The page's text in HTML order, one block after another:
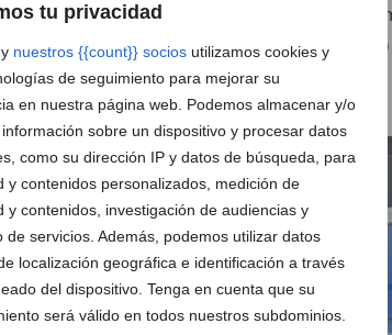
tu privacidad
nuestros {{count}} socios utilizamos cookies y
de seguimiento para mejorar su
en nuestra página web. Podemos almacenar y/o
sobre un dispositivo y procesar datos
como su dirección IP y datos de búsqueda, para
y contenidos personalizados, medición de
y contenidos, investigación de audiencias y
de servicios. Además, podemos utilizar datos
localización geográfica e identificación a través
del dispositivo. Tenga en cuenta que su
será válido en todos nuestros subdominios.
espacio en el que el tatuaje se vive con
para cada persona, hechas con